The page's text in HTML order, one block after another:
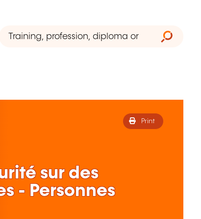
Print
sur des
- Personnes